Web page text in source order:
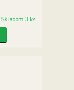
Skladom 3 ks